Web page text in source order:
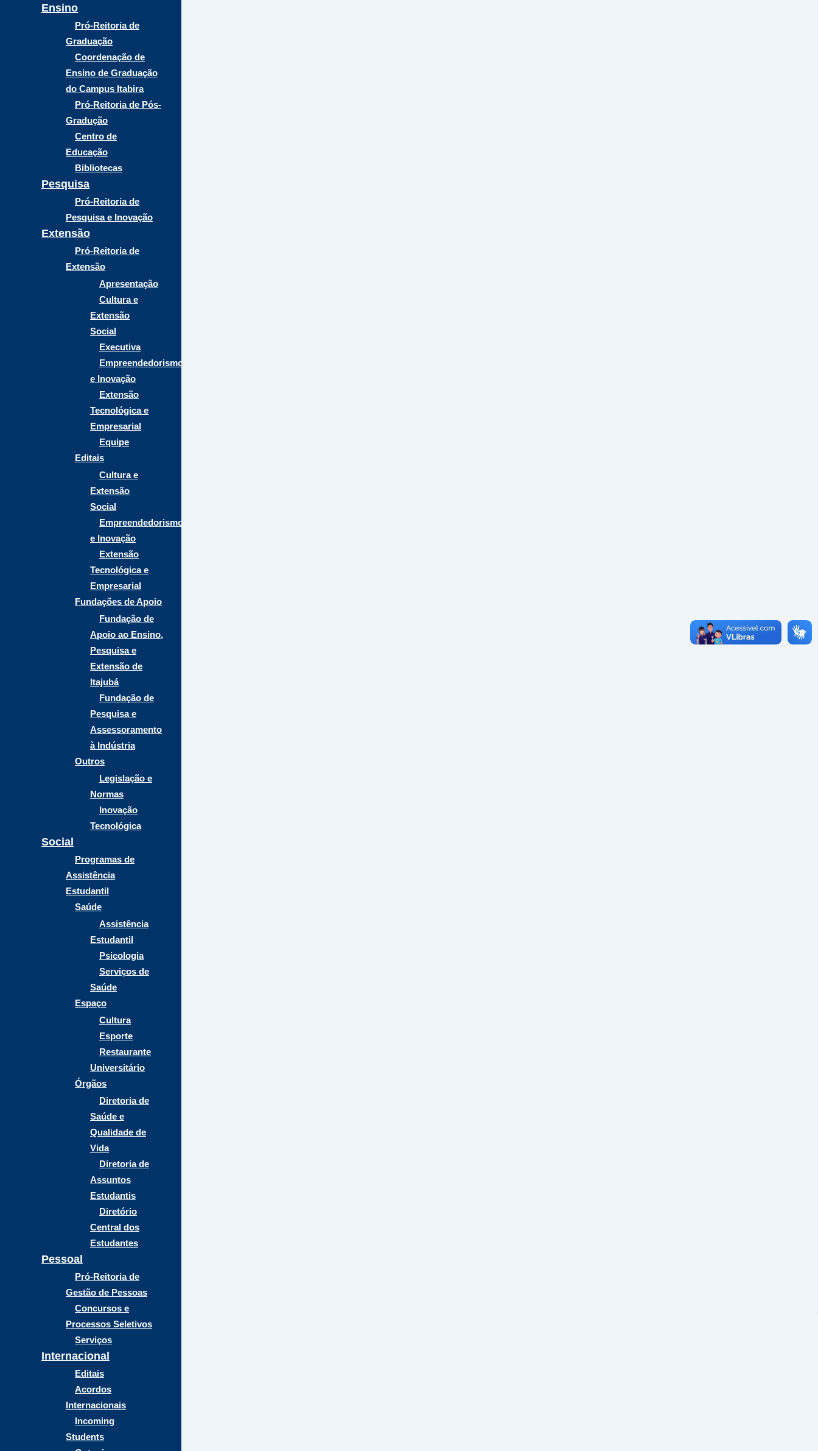
Ensino
Pró-Reitoria de
Graduação
Coordenação de
Ensino de Graduação
do Campus Itabira
Pró-Reitoria de Pós-
Gradução
Centro de
Educação
Bibliotecas
Pesquisa
Pró-Reitoria de
Pesquisa e Inovação
Extensão
Pró-Reitoria de
Extensão
Apresentação
Cultura e
Extensão
Social
Executiva
Empreendedorismo
e Inovação
Extensão
Tecnológica e
Empresarial
Equipe
Editais
Cultura e
Extensão
Social
Empreendedorismo
e Inovação
Extensão
Tecnológica e
Empresarial
Fundações de Apoio
Fundação de
Apoio ao Ensino,
Pesquisa e
Extensão de
Itajubá
Fundação de
Pesquisa e
Assessoramento
à Indústria
Outros
Legislação e
Normas
Inovação
Tecnológica
Social
Programas de
Assistência
Estudantil
Saúde
Assistência
Estudantil
Psicologia
Serviços de
Saúde
Espaço
Cultura
Esporte
Restaurante
Universitário
Órgãos
Diretoria de
Saúde e
Qualidade de
Vida
Diretoria de
Assuntos
Estudantis
Diretório
Central dos
Estudantes
Pessoal
Pró-Reitoria de
Gestão de Pessoas
Concursos e
Processos Seletivos
Serviços
Internacional
Editais
Acordos
Internacionais
Incoming
Students